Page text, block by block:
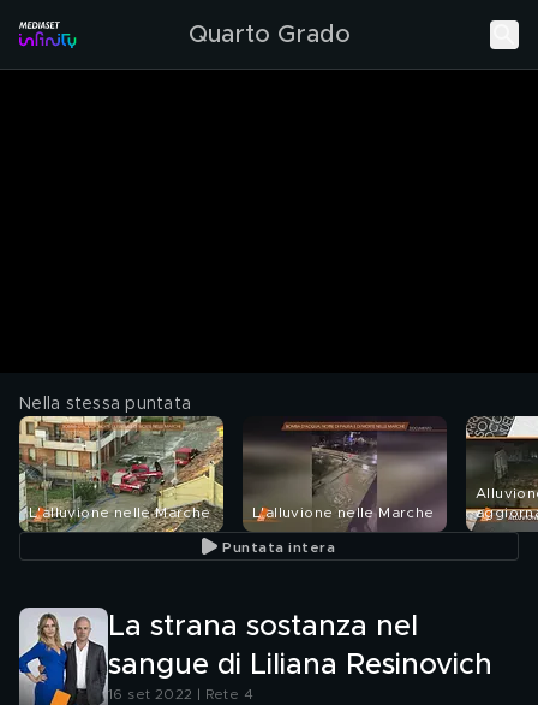
Quarto Grado
Nella stessa puntata
L'alluvione nelle Marche L'alluvione nelle Marche
Puntata intera
La strana sostanza nel
sangue di Liliana Resinovich
16 set 2022 | Rete 4